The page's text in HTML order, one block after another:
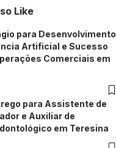
Like
para Desenvolvimento
Artificial e Sucesso
Comerciais em
para Assistente de
e Auxiliar de
em Teresina